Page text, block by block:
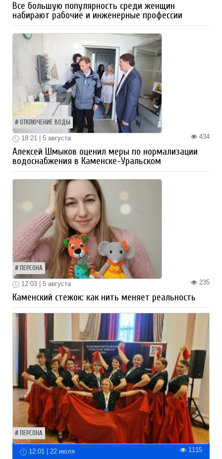
Все большую популярность среди женщин
набирают рабочие и инженерные профессии
ОТКЛЮЧЕНИЕ ВОДЫ
434
18:21 | 5 августа
Алексей Шмыков оценил меры по нормализации
водоснабжения в Каменске-Уральском
ПЕРСОНА
235
12:03 | 5 августа
Каменский стежок: как нить меняет реальность
ПЕРСОНА
12:01 | 22 июля 1115